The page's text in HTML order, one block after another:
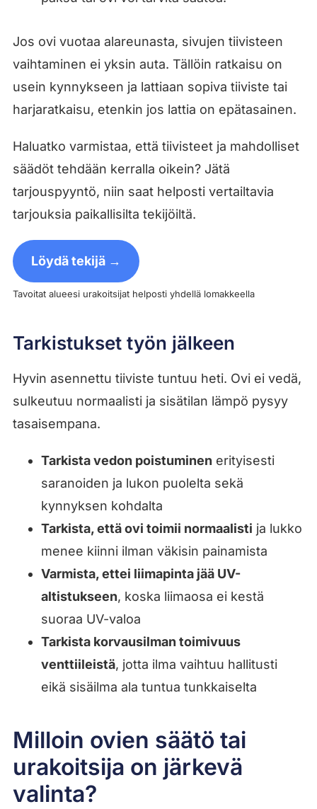
Jos ovi vuotaa alareunasta, sivujen tiivisteen
vaihtaminen ei yksin auta. Tällöin ratkaisu on
usein kynnykseen ja lattiaan sopiva tiiviste tai
harjaratkaisu, etenkin jos lattia on epätasainen.
Haluatko varmistaa, että tiivisteet ja mahdolliset
säädöt tehdään kerralla oikein? Jätä
tarjouspyyntö, niin saat helposti vertailtavia
tarjouksia paikallisilta tekijöiltä.
Löydä tekijä →
Tavoitat alueesi urakoitsijat helposti yhdellä lomakkeella
Tarkistukset työn jälkeen
Hyvin asennettu tiiviste tuntuu heti. Ovi ei vedä,
sulkeutuu normaalisti ja sisätilan lämpö pysyy
tasaisempana.
Tarkista vedon poistuminen erityisesti
saranoiden ja lukon puolelta sekä
kynnyksen kohdalta
Tarkista, että ovi toimii normaalisti ja lukko
menee kiinni ilman väkisin painamista
Varmista, ettei liimapinta jää UV-
altistukseen, koska liimaosa ei kestä
suoraa UV-valoa
Tarkista korvausilman toimivuus
venttiileistä, jotta ilma vaihtuu hallitusti
eikä sisäilma ala tuntua tunkkaiselta
Milloin ovien säätö tai
urakoitsija on järkevä
valinta?